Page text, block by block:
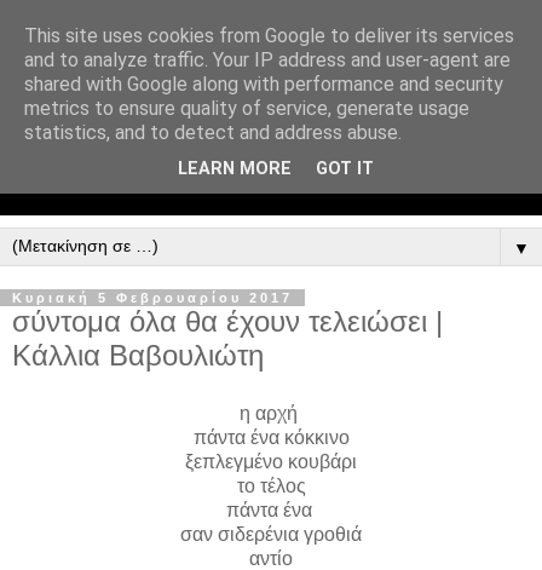
▼
Κυριακή 5 Φεβρουαρίου 2017
σύντομα όλα θα έχουν τελειώσει |
Κάλλια Βαβουλιώτη
η αρχή
πάντα ένα κόκκινο
ξεπλεγμένο κουβάρι
το τέλος
πάντα ένα
σαν σιδερένια γροθιά
αντίο
This site uses cookies from Google to deliver its services
and to analyze traffic. Your IP address and user-agent are
shared with Google along with performance and security
metrics to ensure quality of service, generate usage
statistics, and to detect and address abuse.
LEARN MORE GOT IT